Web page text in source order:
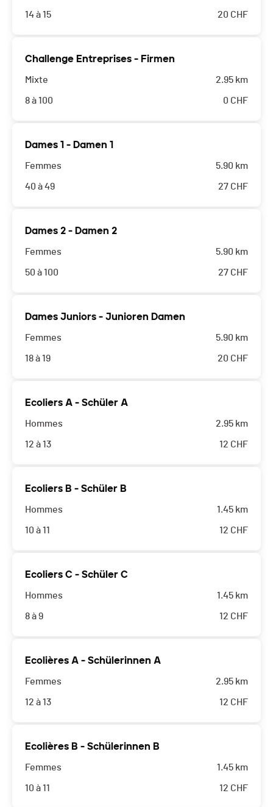
14 à 15 20 CHF
Challenge Entreprises - Firmen
Mixte
8 à 100
2.95 km
0 CHF
Dames 1 - Damen 1
Femmes
40 à 49
5.90 km
27 CHF
Dames 2 - Damen 2
Femmes
50 à 100
5.90 km
27 CHF
Dames Juniors - Junioren Damen
Femmes
18 à 19
5.90 km
20 CHF
Ecoliers A - Schüler A
Hommes
12 à 13
2.95 km
12 CHF
Ecoliers B - Schüler B
Hommes
10 à 11
1.45 km
12 CHF
Ecoliers C - Schüler C
Hommes
8 à 9
1.45 km
12 CHF
Ecolières A - Schülerinnen A
Femmes
12 à 13
2.95 km
12 CHF
Ecolières B - Schülerinnen B
Femmes
10 à 11
1.45 km
12 CHF